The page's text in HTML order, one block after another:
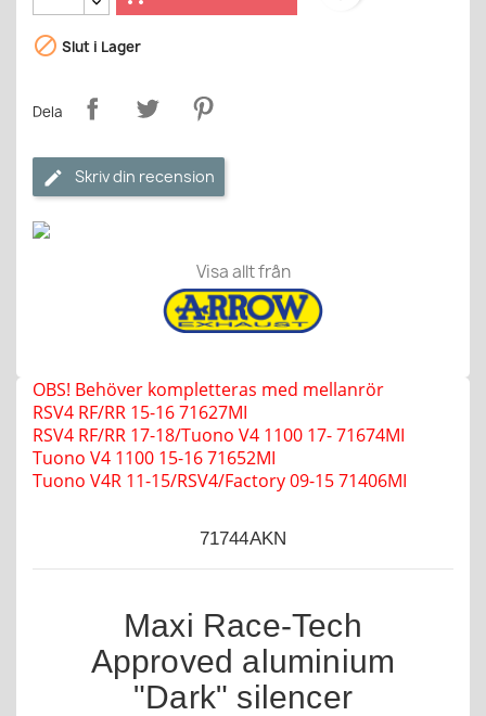
 Slut i Lager
Dela
Skriv din recension
Visa allt från
OBS! Behöver kompletteras med mellanrör
RSV4 RF/RR 15-16 71627MI
RSV4 RF/RR 17-18/Tuono V4 1100 17- 71674MI
Tuono V4 1100 15-16 71652MI
Tuono V4R 11-15/RSV4/Factory 09-15 71406MI
71744AKN
Maxi Race-Tech
Approved aluminium
"Dark" silencer